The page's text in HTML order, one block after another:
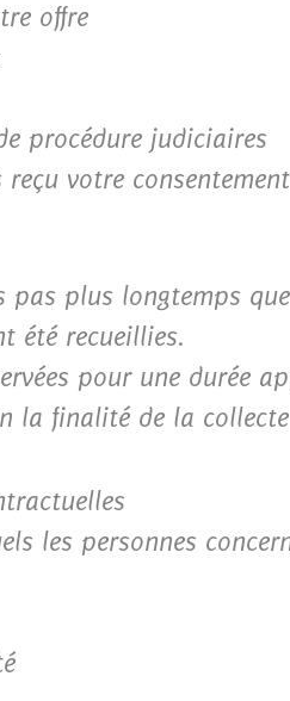
offre
procédure judiciaires
votre consentement
pas plus longtemps
été recueillies.
pour une durée
la finalité de la
les personnes